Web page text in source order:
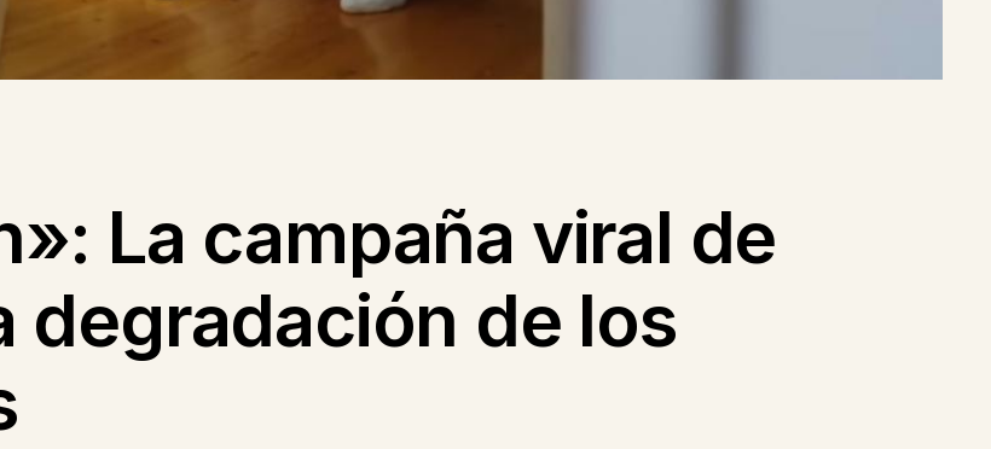
La campaña viral de
degradación de los